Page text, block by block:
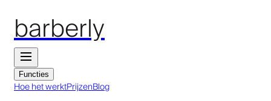
barberly
Functies
Hoe het werktPrijzenBlog